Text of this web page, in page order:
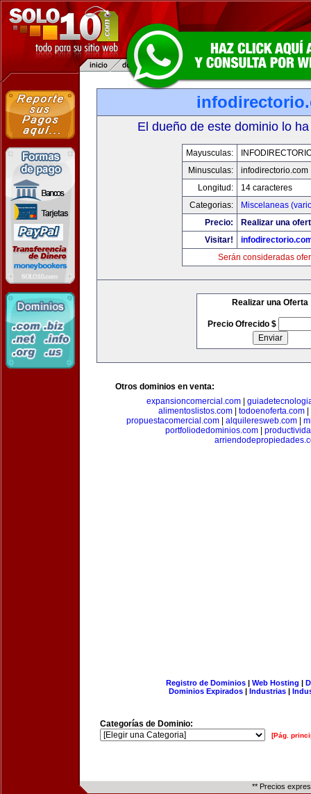
El dueño de este dominio lo
Mayusculas:
Minusculas:
infodirectorio.com
Longitud:
14 caracteres
Categorias:
Miscelaneas
Precio:
Realizar una
Visitar!
Serán consideradas
Realizar una Oferta
Precio Ofrecido $
Otros dominios en venta:
expansioncomercial.com|
alimentoslistos.com| todoenoferta.com|
propuestacomercial.com
alquileresweb.com
portfoliodedominios.com
Registro de Dominios| Web Hosting |
Dominios Expirados | Industrias |
Categorías de Dominio:
[Pág.
** Precios